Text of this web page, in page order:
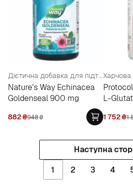
Дієтична добавка для підтримки імунної системи "Ехінацея та гідрастис", 900 мг
Nature's Way Echinacea
Goldenseal 900 mg
882₴948₴
L-
1 752₴1
Наступна
1
2 3 4